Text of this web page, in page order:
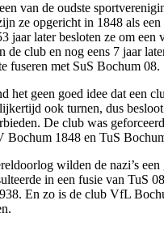
van de oudste
ze opgericht in 1848 als
jaar later besloten ze om een
de club en nog eens 7 jaar
fuseren met SuS Bochum 08.
het geen goed idee dat een
ook turnen, dus
De club was
Bochum 1848 en TuS
wilden de nazi’s
in een fusie van TuS
En zo is de club VfL